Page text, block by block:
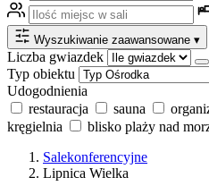
Wyszukiwanie zaawansowane ▾
Liczba gwiazdek
Typ obiektu
Udogodnienia
restauracja
sauna
kręgielnia
blisko plaży nad
Salekonferencyjne
Lipnica Wielka